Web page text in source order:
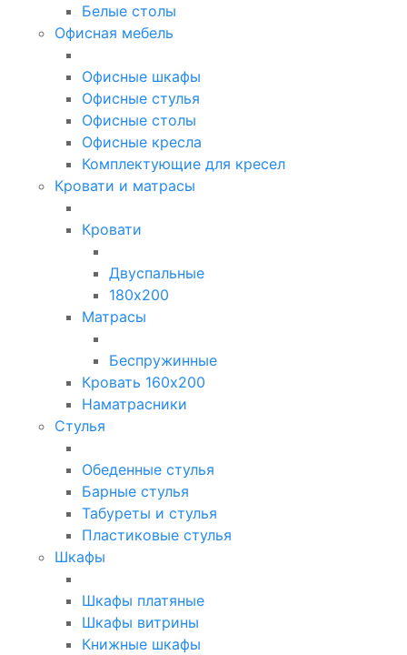
Белые столы
Офисная мебель
Офисные шкафы
Офисные стулья
Офисные столы
Офисные кресла
Комплектующие для кресел
Кровати и матрасы
Кровати
Двуспальные
180х200
Матрасы
Беспружинные
Кровать 160х200
Наматрасники
Стулья
Обеденные стулья
Барные стулья
Табуреты и стулья
Пластиковые стулья
Шкафы
Шкафы платяные
Шкафы витрины
Книжные шкафы